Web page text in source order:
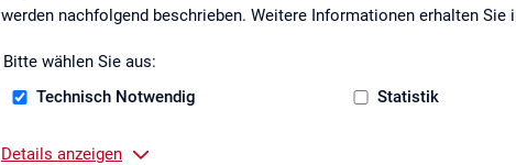
werden nachfolgend beschrieben. Weitere Informationen erhalten Sie
Bitte wählen Sie aus:
Technisch Notwendig
Statistik
Details anzeigen